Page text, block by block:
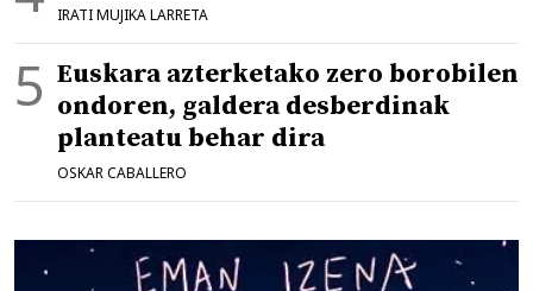
IRATI MUJIKA LARRETA
Euskara azterketako zero borobilen
ondoren, galdera desberdinak
planteatu behar dira
OSKAR CABALLERO